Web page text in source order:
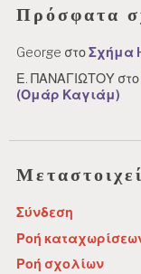
Πρόσφατα
George στοΣχήμα
Ε. ΠΑΝΑΓΙΩΤΟΥ στο
(Ομάρ Καγιάμ)
Σύνδεση
Ροή
Ροή σχολίων